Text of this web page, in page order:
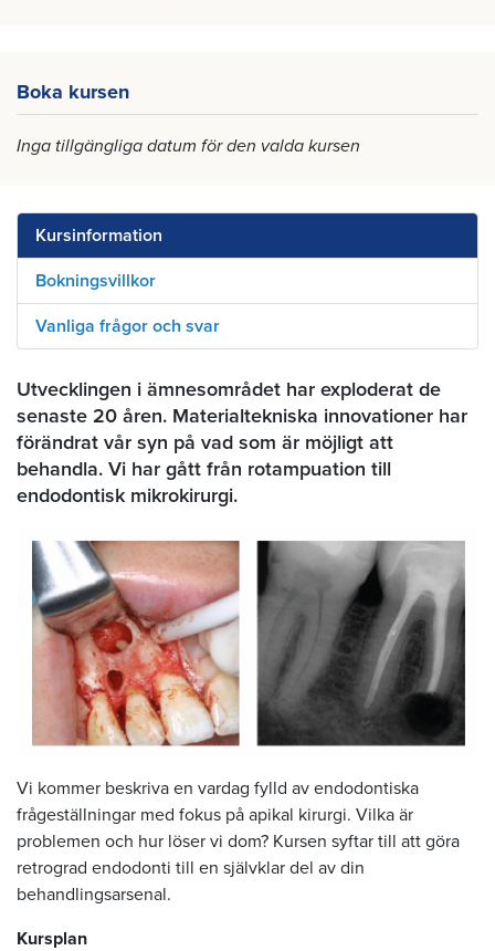
Boka kursen
Inga tillgängliga datum för den valda kursen
Kursinformation
Bokningsvillkor
Vanliga frågor och svar
Utvecklingen i ämnesområdet har exploderat de
senaste 20 åren. Materialtekniska innovationer har
förändrat vår syn på vad som är möjligt att
behandla. Vi har gått från rotampuation till
endodontisk mikrokirurgi.
Vi kommer beskriva en vardag fylld av endodontiska
frågeställningar med fokus på apikal kirurgi. Vilka är
problemen och hur löser vi dom? Kursen syftar till att göra
retrograd endodonti till en självklar del av din
behandlingsarsenal.
Kursplan